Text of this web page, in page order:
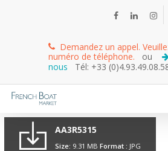
Demandez un appel.
numéro de téléphone. ou
nous
Tél: +33
AA3R5315
Size: 9.31 MB Format : JPG